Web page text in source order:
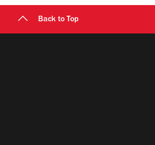
Back to Top